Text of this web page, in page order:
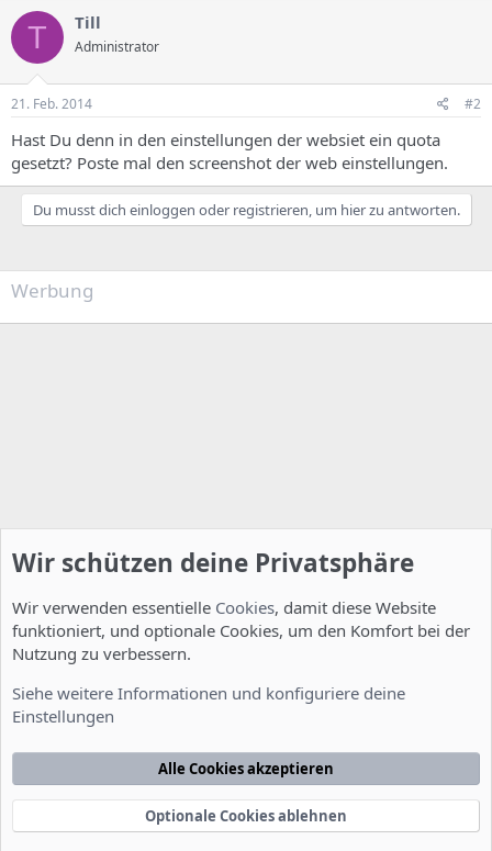
T Till
Administrator
21. Feb. 2014 #2
Hast Du denn in den einstellungen der websiet ein quota
gesetzt? Poste mal den screenshot der web einstellungen.
Du musst dich einloggen oder registrieren, um hier zu antworten.
Werbung
Nutzungsbedingungen Datenschutzerklärung
Startseite
Community platform by XenForo® © 2010-2022 XenForo Ltd.
xenDach©2010-2014
Wir schützen deine Privatsphäre
Wir verwenden essentielle Cookies, damit diese Website
funktioniert, und optionale Cookies, um den Komfort bei der
Nutzung zu verbessern.
Siehe weitere Informationen und konfiguriere deine
Einstellungen
Alle Cookies akzeptieren
Optionale Cookies ablehnen